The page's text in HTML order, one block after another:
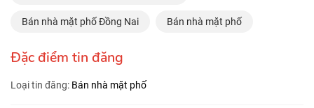
Bán nhà mặt phố Đồng Nai Bán nhà mặt phố
Đặc điểm tin đăng
Loại tin đăng: Bán nhà mặt phố